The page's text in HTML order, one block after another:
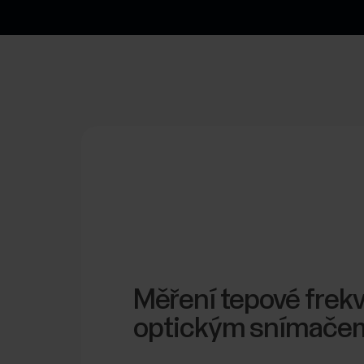
Měření tepové
optickým